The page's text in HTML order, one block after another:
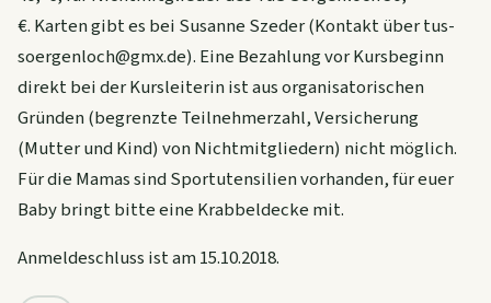
€. Karten gibt es bei Susanne Szeder (Kontakt über tus-
soergenloch@gmx.de). Eine Bezahlung vor Kursbeginn
direkt bei der Kursleiterin ist aus organisatorischen
Gründen (begrenzte Teilnehmerzahl, Versicherung
(Mutter und Kind) von Nichtmitgliedern) nicht möglich.
Für die Mamas sind Sportutensilien vorhanden, für euer
Baby bringt bitte eine Krabbeldecke mit.
Anmeldeschluss ist am 15.10.2018.